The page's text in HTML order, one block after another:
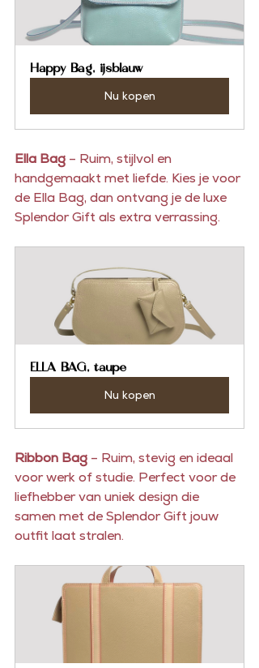
Happy Bag, ijsblauw
Nu kopen
Ella Bag – Ruim, stijlvol en
handgemaakt met liefde. Kies je voor
de Ella Bag, dan ontvang je de luxe
Splendor Gift als extra verrassing.
ELLA BAG, taupe
Nu kopen
Ribbon Bag – Ruim, stevig en ideaal
voor werk of studie. Perfect voor de
liefhebber van uniek design die
samen met de Splendor Gift jouw
outfit laat stralen.